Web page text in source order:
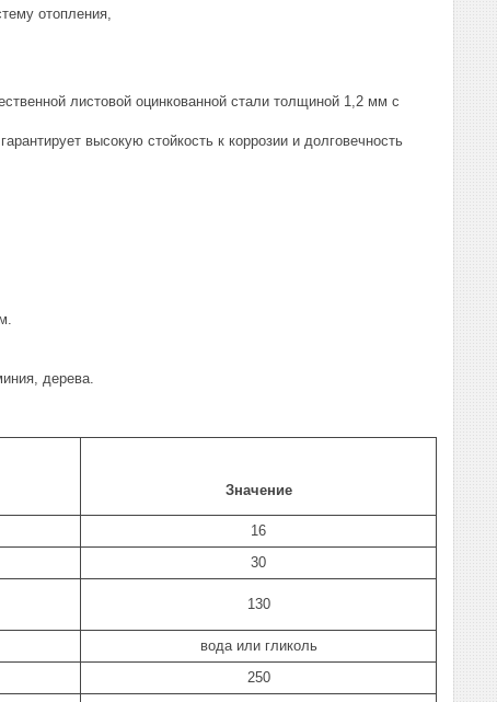
отопления,
листовой оцинкованной стали толщиной 1,2 мм с
высокую стойкость к коррозии и долговечность
дерева.
Значение
16
30
130
вода или гликоль
250